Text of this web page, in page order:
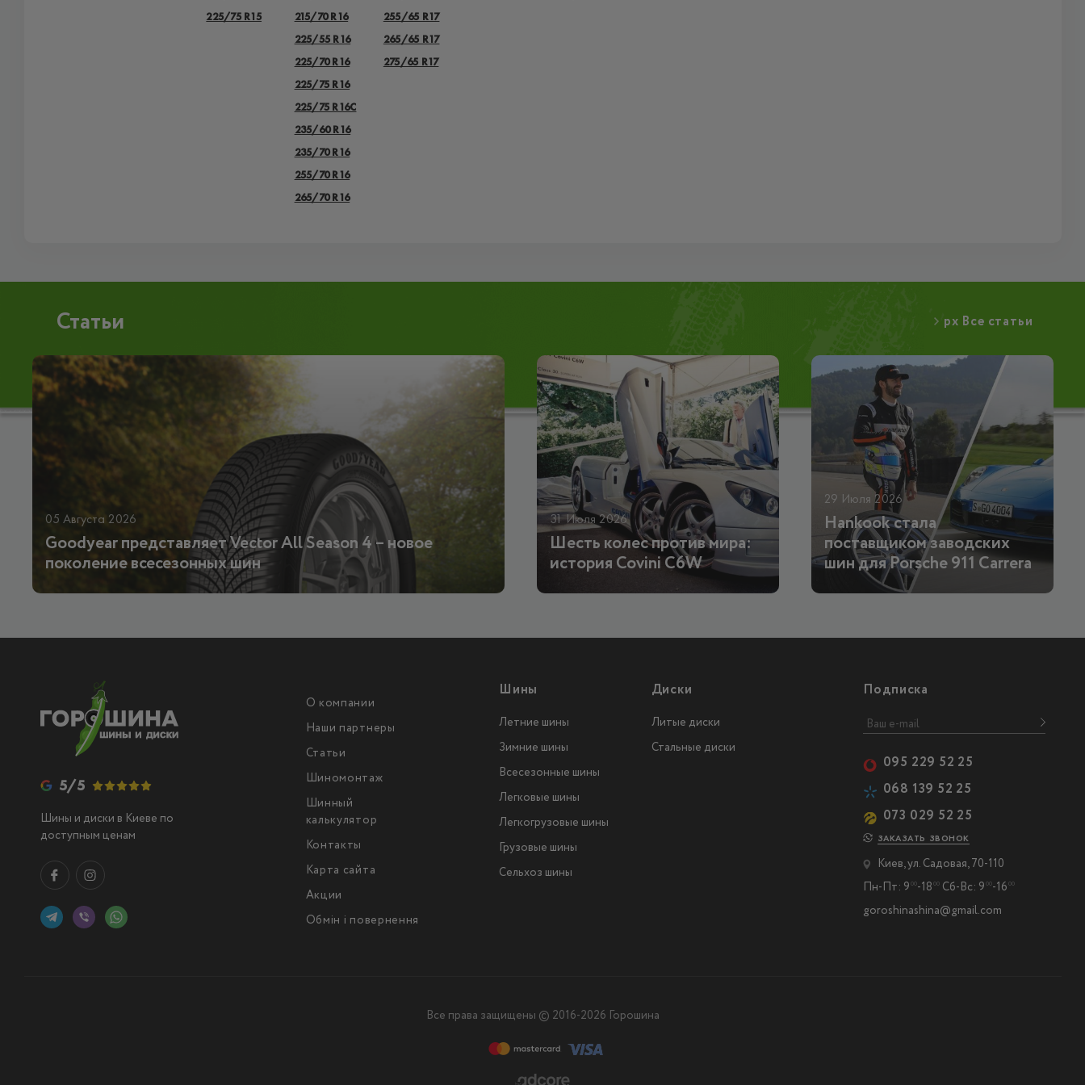
225/75 R15
215/70 R16
225/55 R16
225/70 R16
225/75 R16
225/75 R16C
235/60 R16
235/70 R16
255/70 R16
265/70 R16
255/65 R17
265/65 R17
275/65 R17
Статьи px Все статьи
05 Августа 2026
Goodyear представляет Vector All Season 4 – новое
поколение всесезонных шин
31 Июля 2026
Шесть колес против мира:
история Covini C6W
29 Июля 2026
Hankook стала
поставщиком заводских
шин для Porsche 911 Carrera
5/5
Шины и диски в Киеве по
доступным ценам
О компании
Наши партнеры
Статьи
Шиномонтаж
Шинный
калькулятор
Контакты
Карта сайта
Акции
Обмін і повернення
Шины
Летние шины
Зимние шины
Всесезонные шины
Легковые шины
Легкогрузовые шины
Грузовые шины
Сельхоз шины
Диски
Литые диски
Стальные диски
Подписка
095 229 52 25
068 139 52 25
073 029 52 25
ЗАКАЗАТЬ ЗВОНОК
Киев, ул. Садовая, 70-110
Пн-Пт: 9 00-18 00Сб-Вс: 9 00-16 00
goroshinashina@gmail.com
Все права защищены © 2016-2026 Горошина